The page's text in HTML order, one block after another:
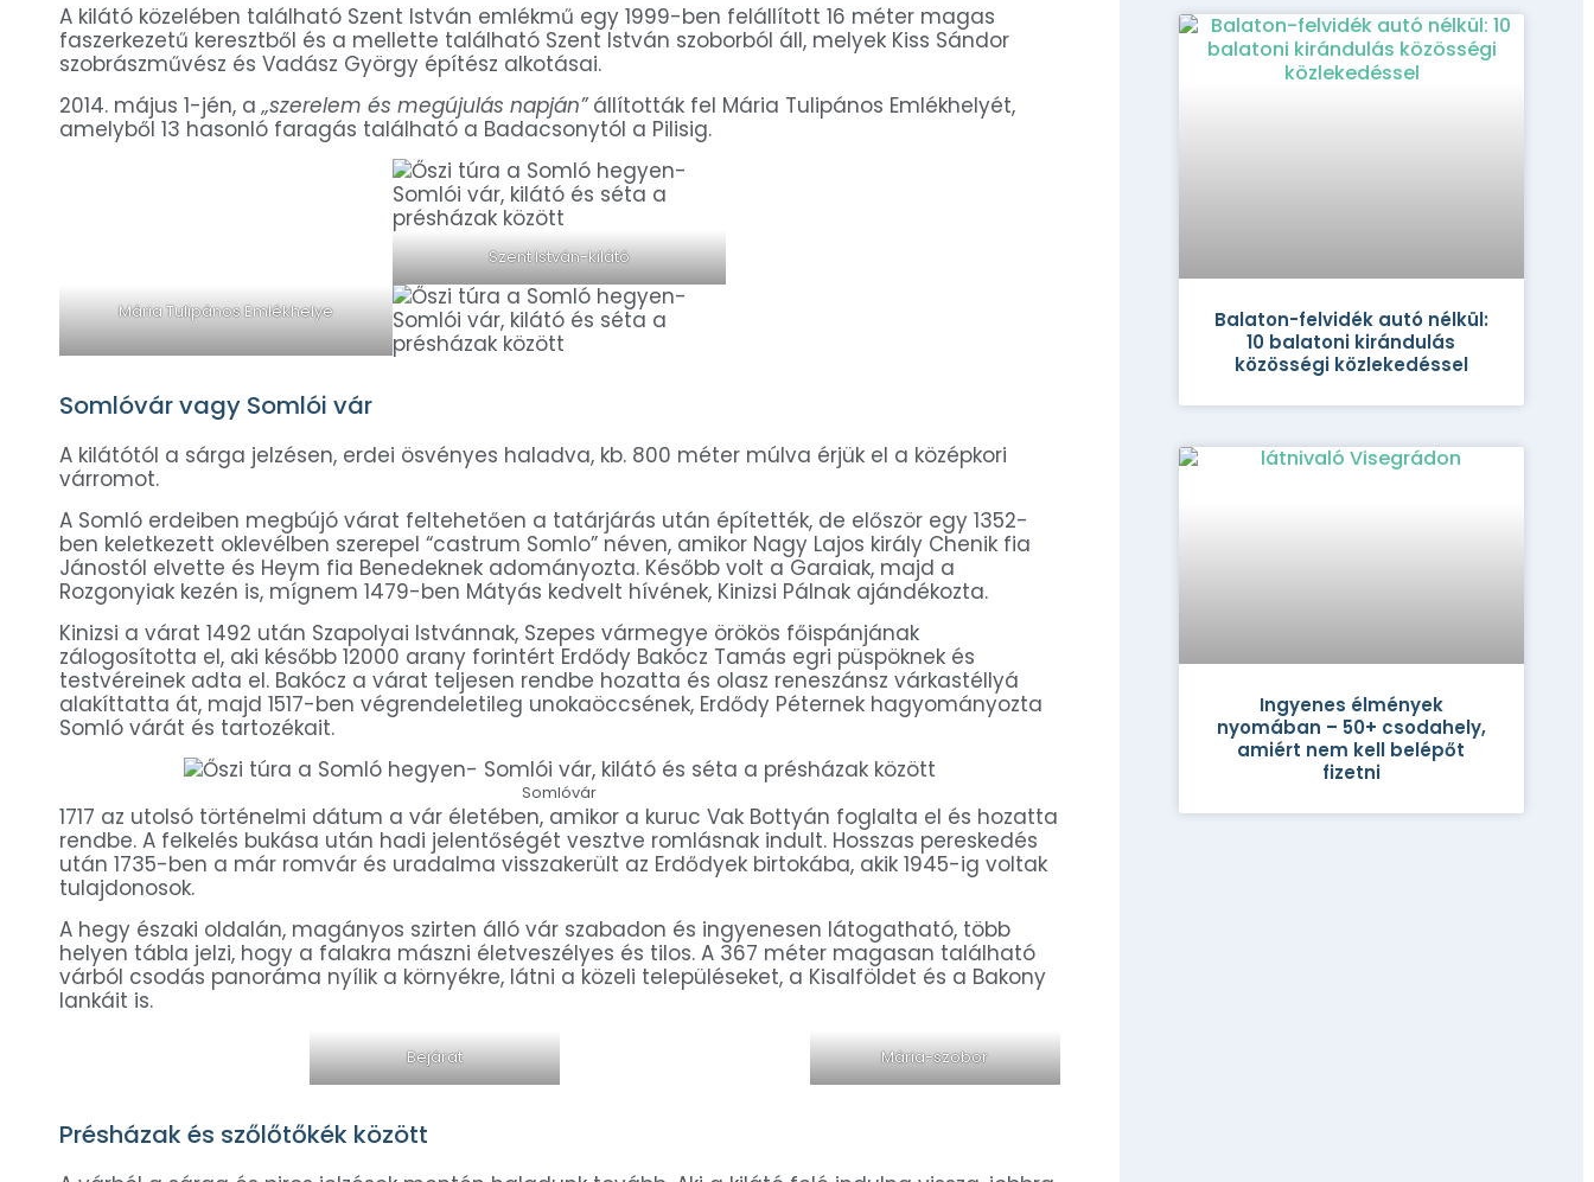
A kilátó közelében található Szent István emlékmű egy 1999-ben felállított 16 méter magas
faszerkezetű keresztből és a mellette található Szent István szoborból áll, melyek Kiss Sándor
szobrászművész és Vadász György építész alkotásai.
2014. május 1-jén, a„szerelem és megújulás napján”állították fel Mária Tulipános Emlékhelyét,
amelyből 13 hasonló faragás található a Badacsonytól a Pilisig.
Szent István-kilátó
Mária Tulipános Emlékhelye
Somlóvár vagy Somlói vár
A kilátótól a sárga jelzésen, erdei ösvényes haladva, kb. 800 méter múlva érjük el a középkori
várromot.
A Somló erdeiben megbújó várat feltehetően a tatárjárás után építették, de először egy 1352-
ben keletkezett oklevélben szerepel “castrum Somlo” néven, amikor Nagy Lajos király Chenik fia
Jánostól elvette és Heym fia Benedeknek adományozta. Később volt a Garaiak, majd a
Rozgonyiak kezén is, mígnem 1479-ben Mátyás kedvelt hívének, Kinizsi Pálnak ajándékozta.
Kinizsi a várat 1492 után Szapolyai Istvánnak, Szepes vármegye örökös főispánjának
zálogosította el, aki később 12000 arany forintért Erdődy Bakócz Tamás egri püspöknek és
testvéreinek adta el. Bakócz a várat teljesen rendbe hozatta és olasz reneszánsz várkastéllyá
alakíttatta át, majd 1517-ben végrendeletileg unokaöccsének, Erdődy Péternek hagyományozta
Somló várát és tartozékait.
Somlóvár
1717 az utolsó történelmi dátum a vár életében, amikor a kuruc Vak Bottyán foglalta el és hozatta
rendbe. A felkelés bukása után hadi jelentőségét vesztve romlásnak indult. Hosszas pereskedés
után 1735-ben a már romvár és uradalma visszakerült az Erdődyek birtokába, akik 1945-ig voltak
tulajdonosok.
A hegy északi oldalán, magányos szirten álló vár szabadon és ingyenesen látogatható, több
helyen tábla jelzi, hogy a falakra mászni életveszélyes és tilos. A 367 méter magasan található
várból csodás panoráma nyílik a környékre, látni a közeli településeket, a Kisalföldet és a Bakony
lankáit is.
Bejárat Mária-szobor
Présházak és szőlőtőkék között
Balaton-felvidék autó nélkül:
10 balatoni kirándulás
közösségi közlekedéssel
Ingyenes élmények
nyomában – 50+ csodahely,
amiért nem kell belépőt
fizetni